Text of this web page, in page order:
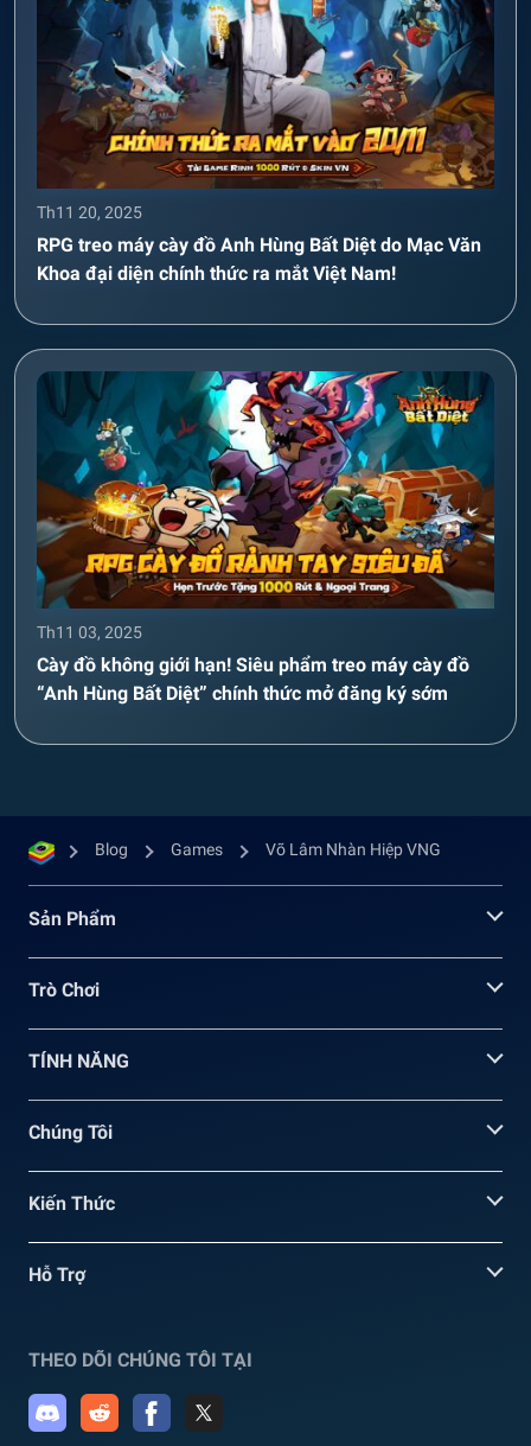
Th11 20, 2025
RPG treo máy cày đồ Anh Hùng Bất Diệt do Mạc Văn
Khoa đại diện chính thức ra mắt Việt Nam!
Th11 03, 2025
Cày đồ không giới hạn! Siêu phẩm treo máy cày đồ
“Anh Hùng Bất Diệt” chính thức mở đăng ký sớm
Blog Games Võ Lâm Nhàn Hiệp VNG
Sản Phẩm
Trò Chơi
TÍNH NĂNG
Chúng Tôi
Kiến Thức
Hỗ Trợ
THEO DÕI CHÚNG TÔI TẠI